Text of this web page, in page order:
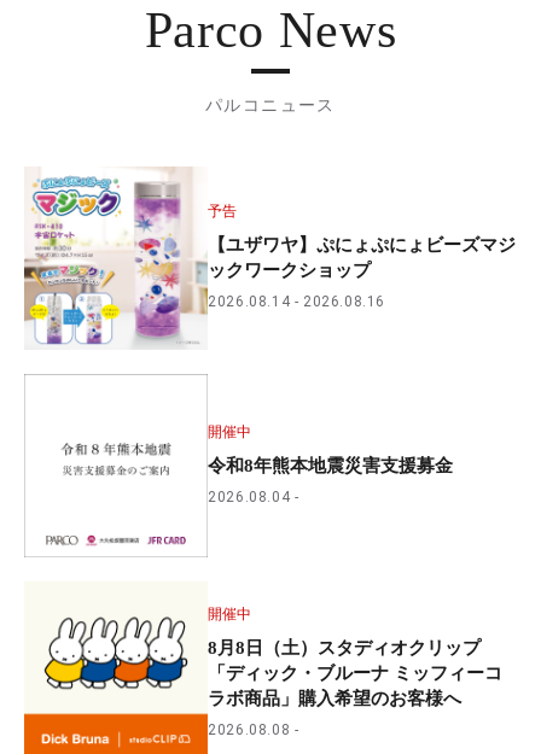
Parco News
パルコニュース
予告
【ユザワヤ】ぷにょぷにょビーズマジ
ックワークショップ
2026.08.14 2026.08.16
開催中
令和8年熊本地震災害支援募金
2026.08.04
開催中
8月8日（土）スタディオクリップ
「ディック・ブルーナ ミッフィーコ
ラボ商品」購入希望のお客様へ
2026.08.08